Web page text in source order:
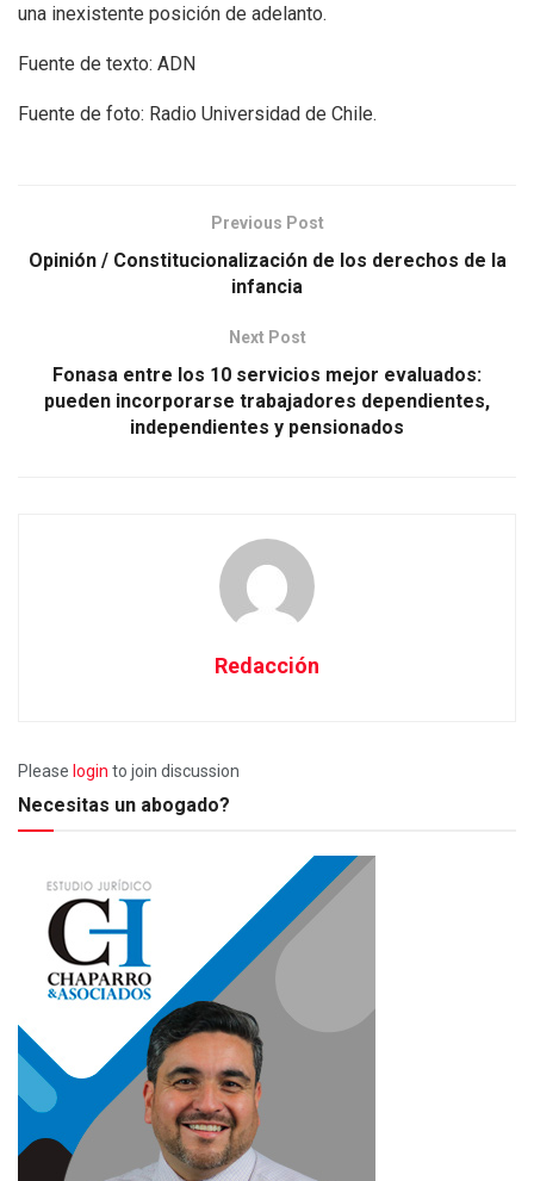
una inexistente posición de adelanto.
Fuente de texto: ADN
Fuente de foto: Radio Universidad de Chile.
Previous Post
Opinión / Constitucionalización de los derechos de la
infancia
Next Post
Fonasa entre los 10 servicios mejor evaluados:
pueden incorporarse trabajadores dependientes,
independientes y pensionados
Redacción
Please login to join discussion
Necesitas un abogado?